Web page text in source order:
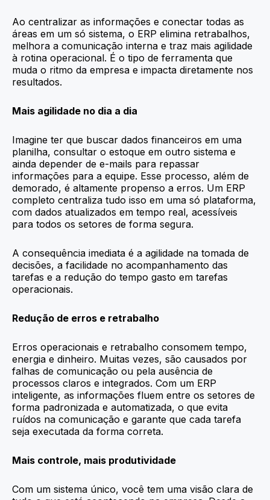
Ao centralizar as informações e conectar todas as
áreas em um só sistema, o ERP elimina retrabalhos,
melhora a comunicação interna e traz mais agilidade
à rotina operacional. É o tipo de ferramenta que
muda o ritmo da empresa e impacta diretamente nos
resultados.
Mais agilidade no dia a dia
Imagine ter que buscar dados financeiros em uma
planilha, consultar o estoque em outro sistema e
ainda depender de e-mails para repassar
informações para a equipe. Esse processo, além de
demorado, é altamente propenso a erros. Um ERP
completo centraliza tudo isso em uma só plataforma,
com dados atualizados em tempo real, acessíveis
para todos os setores de forma segura.
A consequência imediata é a agilidade na tomada de
decisões, a facilidade no acompanhamento das
tarefas e a redução do tempo gasto em tarefas
operacionais.
Redução de erros e retrabalho
Erros operacionais e retrabalho consomem tempo,
energia e dinheiro. Muitas vezes, são causados por
falhas de comunicação ou pela ausência de
processos claros e integrados. Com um ERP
inteligente, as informações fluem entre os setores de
forma padronizada e automatizada, o que evita
ruídos na comunicação e garante que cada tarefa
seja executada da forma correta.
Mais controle, mais produtividade
Com um sistema único, você tem uma visão clara de